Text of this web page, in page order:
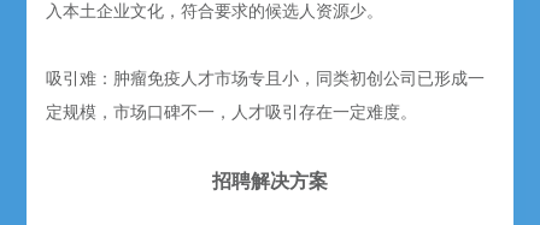
入本土企业文化，符合要求的候选人资源少。
吸引难：肿瘤免疫人才市场专且小，同类初创公司已形成一
定规模，市场口碑不一，人才吸引存在一定难度。
招聘解决方案